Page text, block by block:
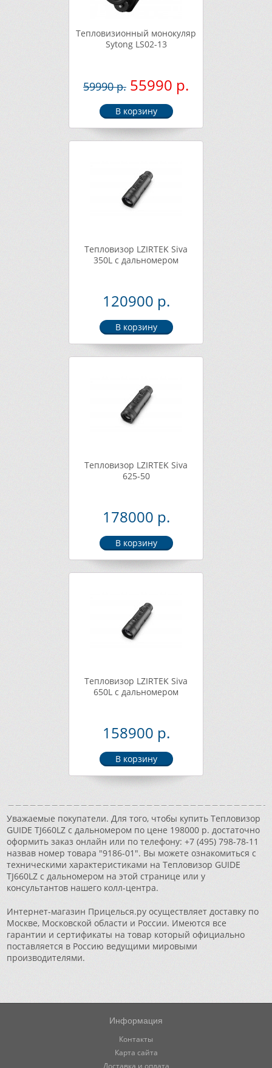
Тепловизионный монокуляр
Sytong LS02-13
59990 р. 55990 р.
Тепловизор LZIRTEK Siva
350L с дальномером
120900 р.
Тепловизор LZIRTEK Siva
625-50
178000 р.
Тепловизор LZIRTEK Siva
650L с дальномером
158900 р.
Уважаемые покупатели. Для того, чтобы купить Тепловизор
GUIDE TJ660LZ с дальномером по цене 198000 р. достаточно
оформить заказ онлайн или по телефону: +7 (495) 798-78-11
назвав номер товара "9186-01". Вы можете ознакомиться с
техническими характеристиками на Тепловизор GUIDE
TJ660LZ с дальномером на этой странице или у
консультантов нашего колл-центра.
Интернет-магазин Прицелься.ру осуществляет доставку по
Москве, Московской области и России. Имеются все
гарантии и сертификаты на товар который официально
поставляется в Россию ведущими мировыми
производителями.
Информация
Контакты
Карта сайта
Доставка и оплата